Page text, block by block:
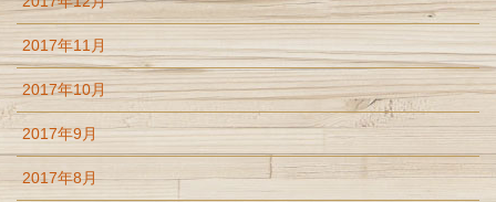
2017年11月
2017年10月
2017年9月
2017年8月